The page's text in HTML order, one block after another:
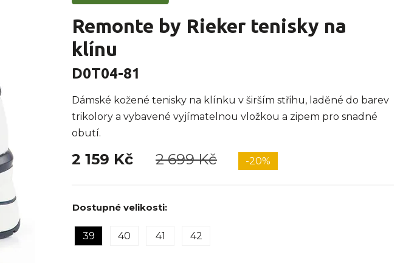
Remonte by Rieker tenisky na
klínu
D0T04-81
Dámské kožené tenisky na klínku v širším střihu, laděné do barev
trikolory a vybavené vyjímatelnou vložkou a zipem pro snadné
obutí.
2 159 Kč 2 699 Kč -20%
Dostupné velikosti:
39 40 41 42